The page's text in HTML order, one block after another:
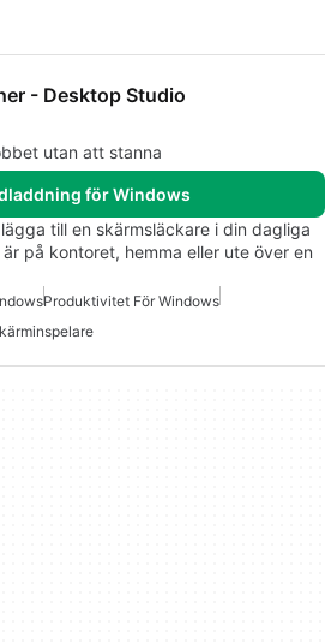
- Desktop Studio
utan att stanna
för Windows
till en skärmsläckare i din dagliga
på kontoret, hemma eller ute över en
Produktivitet För Windows